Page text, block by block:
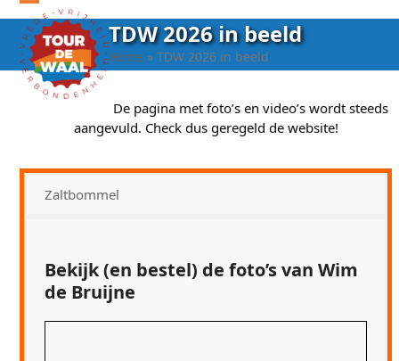
Open
mobile
menu
Close
mobile
menu
TDW 2026 in beeld
Home »TDW 2026 in beeld
De pagina met foto’s en video’s wordt steeds
aangevuld. Check dus geregeld de website!
Zaltbommel
Bekijk (en bestel) de foto’s van Wim
de Bruijne